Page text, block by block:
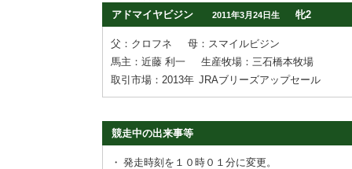
アドマイヤビジン
2011年3月24日生 牝2
父：クロフネ
母：スマイルビジン
馬主：近藤 利一
生産牧場：三石橋本牧場
取引市場：2013年 JRAブリーズアップセール
競走中の出来事等
・ 発走時刻を１０時０１分に変更。